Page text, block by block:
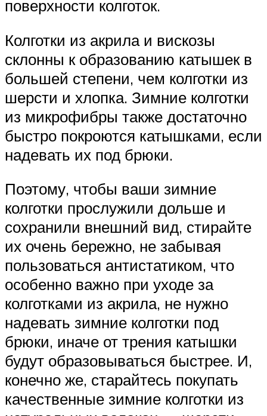
поверхности колготок.
Колготки из акрила и вискозы
склонны к образованию катышек в
большей степени, чем колготки из
шерсти и хлопка. Зимние колготки
из микрофибры также достаточно
быстро покроются катышками, если
надевать их под брюки.
Поэтому, чтобы ваши зимние
колготки прослужили дольше и
сохранили внешний вид, стирайте
их очень бережно, не забывая
пользоваться антистатиком, что
особенно важно при уходе за
колготками из акрила, не нужно
надевать зимние колготки под
брюки, иначе от трения катышки
будут образовываться быстрее. И,
конечно же, старайтесь покупать
качественные зимние колготки из